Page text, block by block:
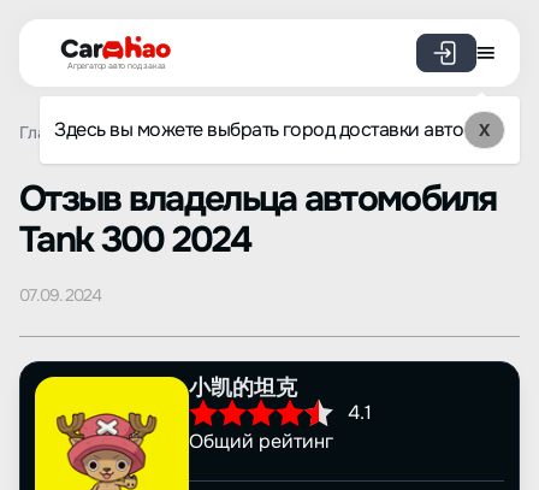
Агрегатор авто под заказ
Здесь вы можете выбрать город доставки авто X
Главная Отзывы Tank 300 Просмотр отзыва
Oтзыв владельца автомобиля
Tank 300 2024
07.09.2024
小凯的坦克
4.1
Общий рейтинг